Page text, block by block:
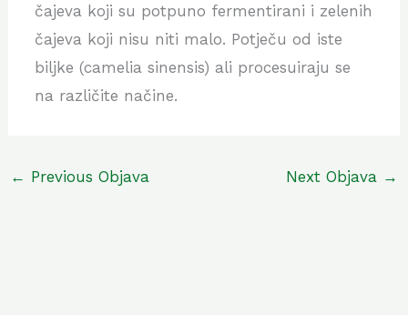
čajeva koji su potpuno fermentirani i zelenih
čajeva koji nisu niti malo. Potječu od iste
biljke (camelia sinensis) ali procesuiraju se
na različite načine.
← Previous Objava Next Objava →